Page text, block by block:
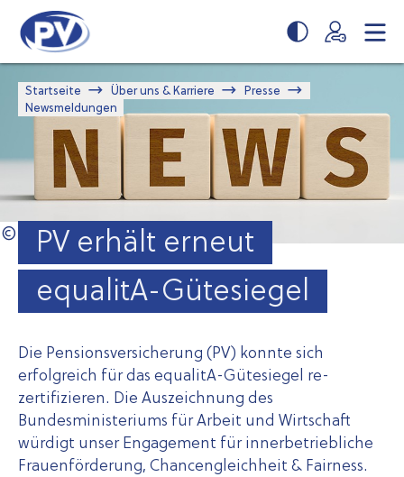
Seiteninhalt
springen
Navigation
springen
Startseite Über uns & Karriere
Presse
Newsmeldungen
PV erhält erneut
equalitA-Gütesiegel
Die Pensionsversicherung (PV) konnte sich
erfolgreich für das equalitA-Gütesiegel re-
zertifizieren. Die Auszeichnung des
Bundesministeriums für Arbeit und Wirtschaft
würdigt unser Engagement für innerbetriebliche
Frauenförderung, Chancengleichheit & Fairness.